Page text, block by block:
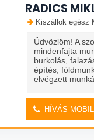
RADICS
Kiszállok egész
Üdvözlöm! A
mindenfajta
burkolás,
építés,
elvégzett
HÍVÁS